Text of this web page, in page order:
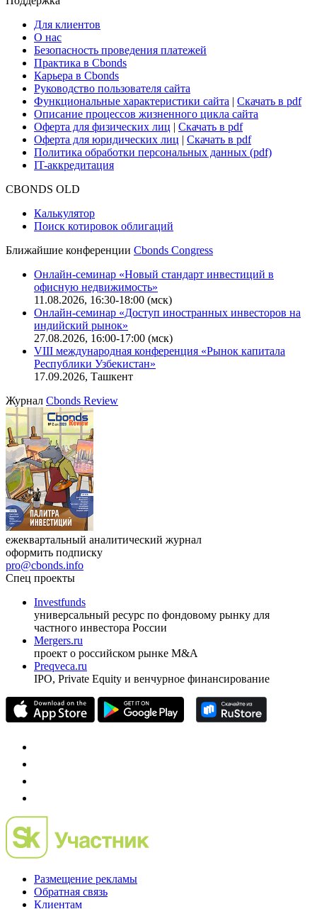
Для клиентов
О нас
Безопасность проведения платежей
Практика в Cbonds
Карьера в Cbonds
Руководство пользователя сайта
Функциональные характеристики сайта | Скачать в pdf
Описание процессов жизненного цикла сайта
Оферта для физических лиц | Скачать в pdf
Оферта для юридических лиц | Скачать в pdf
Политика обработки персональных данных (pdf)
IT-аккредитация
CBONDS OLD
Калькулятор
Поиск котировок облигаций
Ближайшие конференции Cbonds Congress
Онлайн-семинар «Новый стандарт инвестиций в
офисную недвижимость»
11.08.2026, 16:30-18:00 (мск)
Онлайн-семинар «Доступ иностранных инвесторов на
индийский рынок»
27.08.2026, 16:00-17:00 (мск)
VIII международная конференция «Рынок капитала
Республики Узбекистан»
17.09.2026, Ташкент
Журнал Cbonds Review
ежеквартальный аналитический журнал
оформить подписку
pro@cbonds.info
Спец проекты
Investfunds
универсальный ресурс по фондовому рынку для
частного инвестора России
Mergers.ru
проект о российском рынке M&A
Preqveca.ru
IPO, Private Equity и венчурное финансирование
Размещение рекламы
Обратная связь
Клиентам